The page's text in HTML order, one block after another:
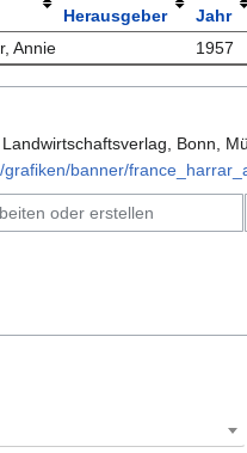
Herausgeber Jahr
Annie 1957
Bonn,
​banner/​